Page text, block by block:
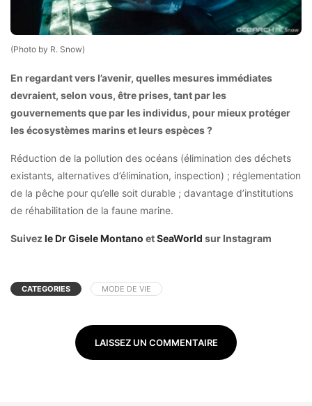
(Photo by R. Snow)
En regardant vers l’avenir, quelles mesures immédiates
devraient, selon vous, être prises, tant par les
gouvernements que par les individus, pour mieux protéger
les écosystèmes marins et leurs espèces ?
Réduction de la pollution des océans (élimination des déchets
existants, alternatives d’élimination, inspection) ; réglementation
de la pêche pour qu’elle soit durable ; davantage d’institutions
de réhabilitation de la faune marine.
Suivezle Dr Gisele Montano etSeaWorld sur Instagram
CATEGORIES MODE DE VIE
LAISSEZ UN COMMENTAIRE